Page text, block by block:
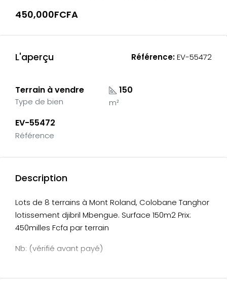
450,000FCFA
L'aperçu Référence:EV-55472
Terrain à vendre
Type de bien
150
m²
EV-55472
Référence
Description
Lots de 8 terrains à Mont Roland, Colobane Tanghor
lotissement djibril Mbengue. Surface 150m2 Prix:
450milles Fcfa par terrain
Nb: (vérifié avant payé)